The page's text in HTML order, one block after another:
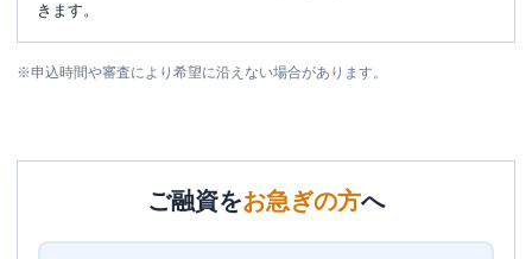
きます。
※申込時間や審査により希望に沿えない場合があります。
ご融資をお急ぎの方へ